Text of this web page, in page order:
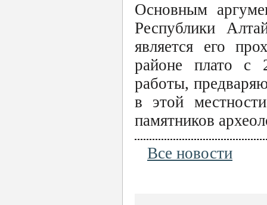
Основным
Республики
является его
районе плато с
работы,
в этой
памятников
Все новости